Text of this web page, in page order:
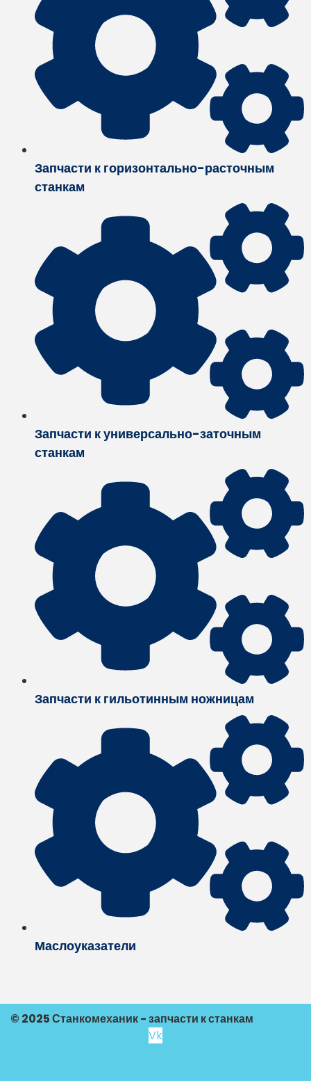
Запчасти к горизонтально-расточным
станкам
Запчасти к универсально-заточным
станкам
Запчасти к гильотинным ножницам
Маслоуказатели
© 2025 Станкомеханик - запчасти к станкам
Vk